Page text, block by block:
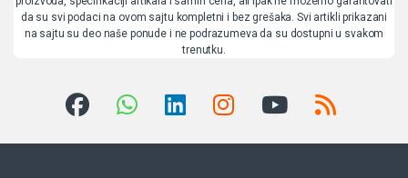
da su svi podaci na ovom sajtu kompletni i bez grešaka. Svi artikli prikazani
na sajtu su deo naše ponude i ne podrazumeva da su dostupni u svakom
trenutku.